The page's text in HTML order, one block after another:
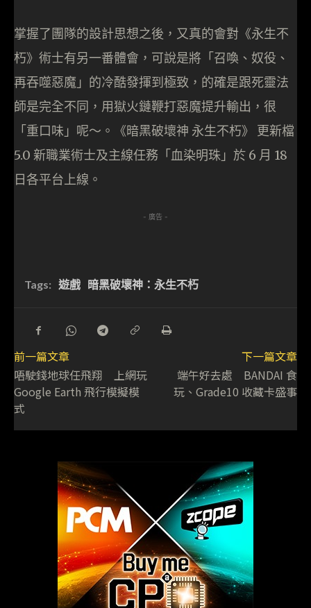
掌握了團隊的設計思想之後，又真的會對《永生不
朽》術士有另一番體會，可說是將「召喚、奴役、
再吞噬惡魔」的冷酷發揮到極致，的確是跟死靈法
師是完全不同，用獄火鏈鞭打惡魔提升輸出，很
「重口味」呢～。《暗黑破壞神 永生不朽》 更新檔
5.0 新職業術士及主線任務「血染明珠」於 6 月 18
日各平台上線。
- 廣告 -
Tags: 遊戲 暗黑破壞神：永生不朽
前一篇文章
唔駛錢地球任飛翔 上網玩
Google Earth 飛行模擬模
式
下一篇文章
端午好去處 BANDAI 食
玩、Grade10 收藏卡盛事